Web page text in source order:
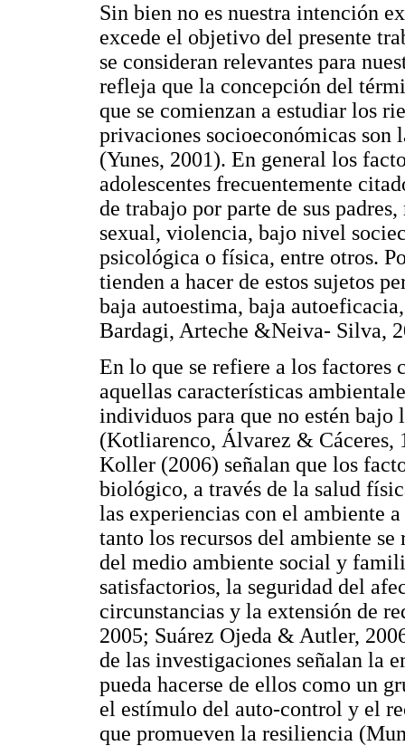
Sin bien no es nuestra intención
excede el objetivo del presente
se consideran relevantes para
refleja que la concepción del
que se comienzan a estudiar los
privaciones socioeconómicas
(Yunes, 2001). En general los
adolescentes frecuentemente
de trabajo por parte de sus
sexual, violencia, bajo nivel
psicológica o física, entre otros.
tienden a hacer de estos sujetos
baja autoestima, baja
Bardagi, Arteche &Neiva- Silva,
En lo que se refiere a los factores
aquellas características
individuos para que no estén bajo
(Kotliarenco, Álvarez & Cáceres,
Koller (2006) señalan que los
biológico, a través de la salud
las experiencias con el ambiente
tanto los recursos del ambiente
del medio ambiente social y
satisfactorios, la seguridad del
circunstancias y la extensión de
2005; Suárez Ojeda & Autler,
de las investigaciones señalan la
pueda hacerse de ellos como un
el estímulo del auto-control y el
que promueven la resiliencia